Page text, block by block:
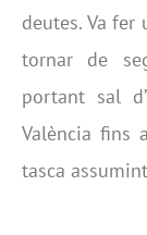
deutes. Va
tornar de
portant sal
València fins
tasca